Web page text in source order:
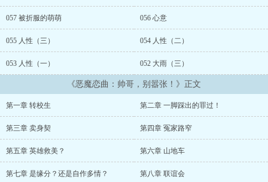
再说一次，有意见，落落十分欢迎，但请亲们即使愤怒，也不要口不
择言，更不要到我朋友的楼里捣乱哟(^o^)/~落落谢谢大家了
(^o^)/~ ......
057 被折服的萌萌 056 心意
055 人性（三） 054 人性（二）
053 人性（一） 052 大雨（三）
《恶魔恋曲：帅哥，别嚣张！》正文
第一章 转校生 第二章 一脚踩出的罪过！
第三章 卖身契 第四章 冤家路窄
第五章 英雄救美？ 第六章 山地车
第七章 是缘分？还是自作多情？ 第八章 联谊会